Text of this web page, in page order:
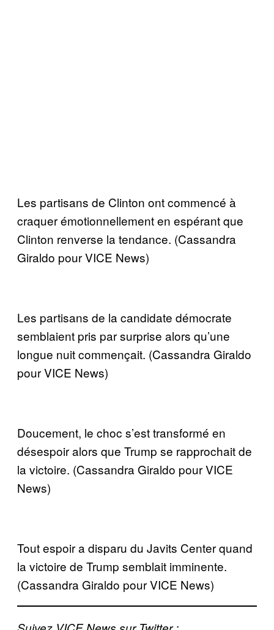
Les partisans de Clinton ont commencé à
craquer émotionnellement en espérant que
Clinton renverse la tendance. (Cassandra
Giraldo pour VICE News)
Les partisans de la candidate démocrate
semblaient pris par surprise alors qu’une
longue nuit commençait. (Cassandra Giraldo
pour VICE News)
Doucement, le choc s’est transformé en
désespoir alors que Trump se rapprochait de
la victoire. (Cassandra Giraldo pour VICE
News)
Tout espoir a disparu du Javits Center quand
la victoire de Trump semblait imminente.
(Cassandra Giraldo pour VICE News)